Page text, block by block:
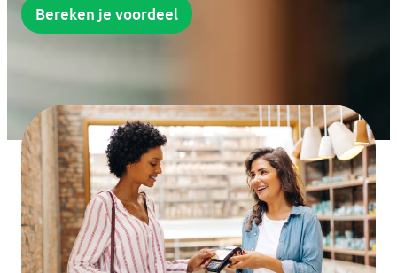
Bereken je voordeel